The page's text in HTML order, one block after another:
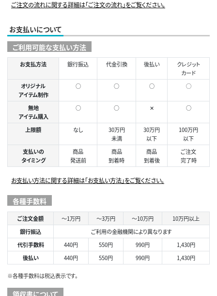
ご注文の流れに関する詳細は「ご注文の流れ」をご覧ください。
お支払いについて
ご利用可能な支払い方法
お支払方法 銀行振込 代金引換 後払い
クレジット
カード
オリジナル
アイテム制作
○ ○ ○ ◯
無地
アイテム購入
○ ○ ✕ ○
上限額 なし
30万円
未満
30万円
以下
100万円
以下
支払いの
タイミング
商品
発送前
商品
到着時
商品
到着後
ご注文
完了時
お支払い方法に関する詳細は「お支払い方法」をご覧ください。
各種手数料
ご注文金額 ～1万円 ～3万円 ～10万円
10万円以上
銀行振込
ご利用の金融機関により異なります
代引手数料
440円 550円 990円
1,430円
後払い
440円 550円 990円 1,430円
※各種手数料は税込表示です。
領収書について